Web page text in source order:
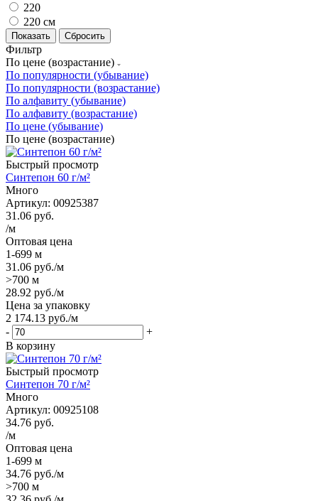
220
220 см
Сбросить
Фильтр
По цене (возрастание)
По популярности (убывание)
По популярности (возрастание)
По алфавиту (убывание)
По алфавиту (возрастание)
По цене (убывание)
По цене (возрастание)
Быстрый просмотр
Синтепон 60 г/м²
Много
Артикул: 00925387
31.06 руб.
/м
Оптовая цена
1-699 м
31.06 руб./м
>700 м
28.92 руб./м
Цена за упаковку
2 174.13 руб./м
-
+
В корзину
Быстрый просмотр
Синтепон 70 г/м²
Много
Артикул: 00925108
34.76 руб.
/м
Оптовая цена
1-699 м
34.76 руб./м
>700 м